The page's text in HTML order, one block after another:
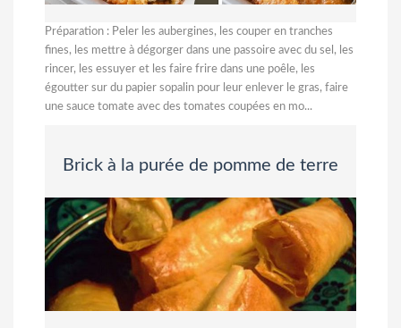
Préparation : Peler les aubergines, les couper en tranches
fines, les mettre à dégorger dans une passoire avec du sel, les
rincer, les essuyer et les faire frire dans une poêle, les
égoutter sur du papier sopalin pour leur enlever le gras, faire
une sauce tomate avec des tomates coupées en mo...
Brick à la purée de pomme de terre